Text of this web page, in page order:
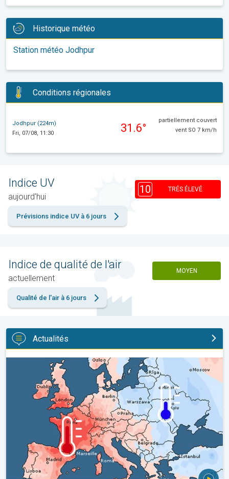
Historique météo
Station météo Jodhpur
Conditions régionales
Jodhpur (224m)
Fri, 07/08, 11:30
31.6°
partiellement couvert
vent SO 7 km/h
Indice UV
aujourd'hui
10 TRÉS ÉLEVÉ
Prévisions indice UV à 6 jours
Indice de qualité de l'air
actuellement
MOYEN
Qualité de l'air à 6 jours
Actualités
Grands contrastes météo en juillet. En Europe. . .